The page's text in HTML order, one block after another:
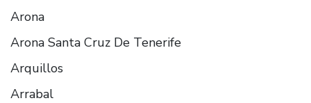
Arona
Arona Santa Cruz De Tenerife
Arquillos
Arrabal